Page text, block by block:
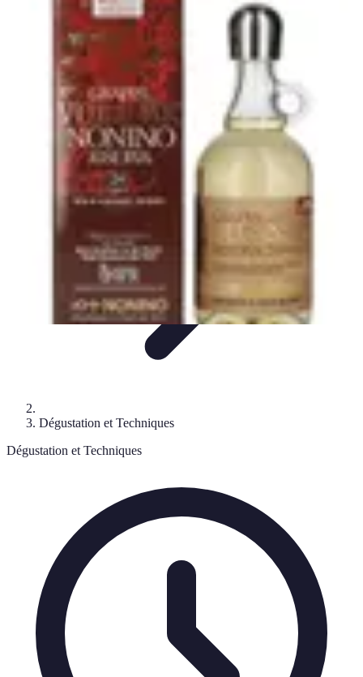
Guide du Fromage
Dégustation et Techniques Accords et Associations
DégustationGuide Pratique Recettes
Guide du Fromage
Dégustation et Techniques
Dégustation et Techniques